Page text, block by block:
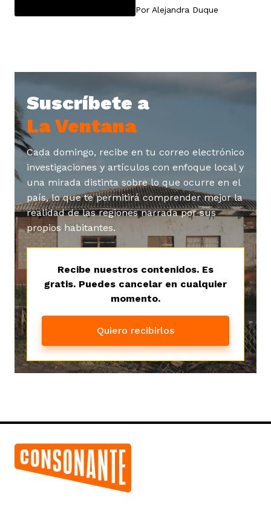
Por Alejandra Duque
Suscríbete a
La Ventana
Cada domingo, recibe en tu correo electrónico
investigaciones y artículos con enfoque local y
una mirada distinta sobre lo que ocurre en el
país, lo que te permitirá comprender mejor la
realidad de las regiones narrada por sus
propios habitantes.
Recibe nuestros contenidos. Es
gratis. Puedes cancelar en cualquier
momento.
Quiero recibirlos
del Cesar
Ana